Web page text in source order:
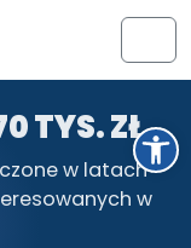
Otwórz pasek narzędzi
TYS. ZŁ
w latach
w